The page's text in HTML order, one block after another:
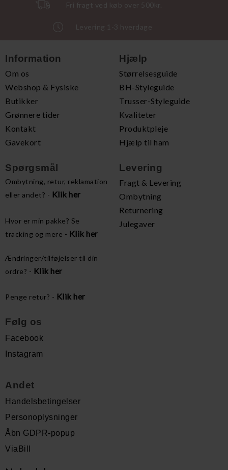
Fri fragt ved køb over 500kr.
Levering 1-3 hverdage
Information
Om os
Webshop & Fysiske
Butikker
Grønnere tider
Kontakt
Gavekort
Hjælp
Størrelsesguide
BH-Styleguide
Trusser-Styleguide
Kvaliteter
Produktpleje
Hjælp til ham
Spørgsmål
Ombytning, retur, reklamation
eller andet? - Klik her
Hvor er min pakke? Se
tracking og mere - Klik her
Ændringer/tilføjelser til din
ordre? - Klik her
Penge retur? - Klik her
Levering
Fragt & Levering
Ombytning
Returnering
Julegaver
Følg os
Facebook
Instagram
Andet
Handelsbetingelser
Personoplysninger
Åbn GDPR-popup
ViaBill